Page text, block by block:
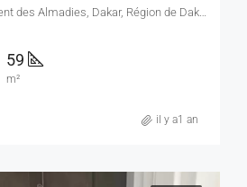
Mermoz, Arrondissement des Almadies, Dakar, Région de Dakar, 22352, Sénégal, Mermoz, Arrondissement des Almadies, Dakar, Région de Dakar, 22352, Sénégal
59
m²
il y a1 an